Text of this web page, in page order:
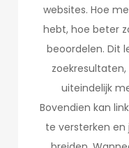
websites. Hoe
hebt, hoe beter
beoordelen. Dit
uiteindelijk
Bovendien kan
te versterken